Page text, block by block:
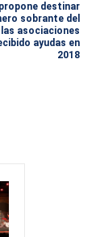
destinar
sobrante del
asociaciones
ayudas en
2018